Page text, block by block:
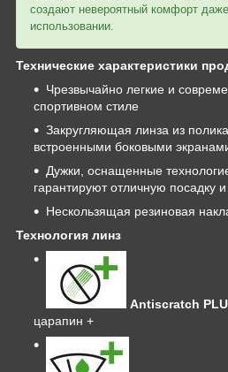
создают невероятный комфорт
использовании.
Технические характеристики
Чрезвычайно легкие и
спортивном стиле
Закругляющая линза из
встроенными боковыми
Дужки, оснащенные
гарантируют отличную посадку
Нескользящая резиновая
Технология линз
Antiscratch
царапин +